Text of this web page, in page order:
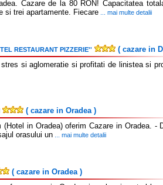
Cazare de la 80 RON! Capacitatea
si trei apartamente. Fiecare... mai multe detalii
RESTAURANT PIZZERIE'' ( cazare in
si aglomeratie si profitati de linistea si
( cazare in Oradea )
(Hotel in Oradea) oferim Cazare in Oradea.
orasului un... mai multe detalii
( cazare in Oradea )